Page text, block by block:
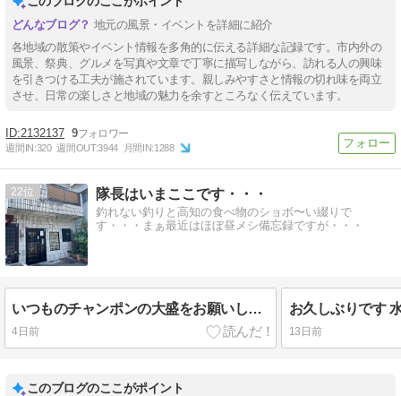
地元の風景・イベントを詳細に紹介
各地域の散策やイベント情報を多角的に伝える詳細な記録です。市内外の
風景、祭典、グルメを写真や文章で丁寧に描写しながら、訪れる人の興味
を引きつける工夫が施されています。親しみやすさと情報の切れ味を両立
させ、日常の楽しさと地域の魅力を余すところなく伝えています。
2132137 9
週間IN:320 週間OUT:3944 月間IN:1288
22 隊長はいまここです・・・
釣れない釣りと高知の食べ物のショボ〜い綴りで
す・・・まぁ最近はほぼ昼メシ備忘録ですが・・・
いつものチャンポンの大盛をお願いします
4日前
お久しぶりです
13日前
このブログのここがポイント